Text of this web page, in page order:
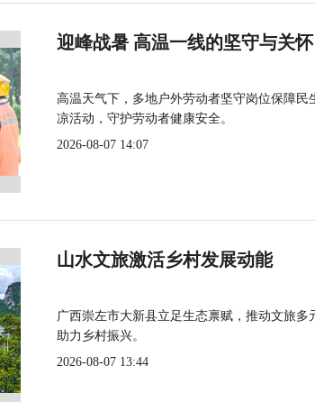
迎峰战暑 高温一线的坚守与关怀
高温天气下，多地户外劳动者坚守岗位保障
凉活动，守护劳动者健康安全。
2026-08-07 14:07
山水文旅激活乡村发展动能
广西崇左市大新县立足生态禀赋，推动文旅
助力乡村振兴。
2026-08-07 13:44